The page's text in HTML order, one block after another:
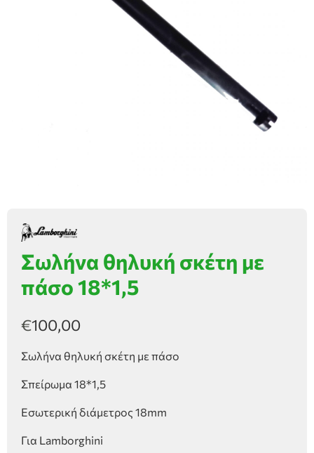
Σωλήνα θηλυκή σκέτη με
πάσο 18*1,5
€100,00
Σωλήνα θηλυκή σκέτη με πάσο
Σπείρωμα 18*1,5
Εσωτερική διάμετρος 18mm
Για Lamborghini